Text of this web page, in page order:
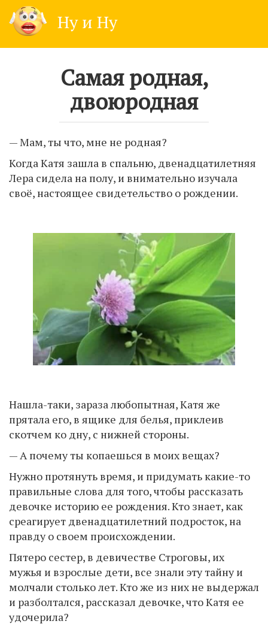
content
Ну и Ну
Самая родная,
двоюродная
— Мам, ты что, мне не родная?
Когда Катя зашла в спальню, двенадцатилетняя
Лера сидела на полу, и внимательно изучала
своё, настоящее свидетельство о рождении.
Нашла-таки, зараза любопытная, Катя же
прятала его, в ящике для белья, приклеив
скотчем ко дну, с нижней стороны.
— А почему ты копаешься в моих вещах?
Нужно протянуть время, и придумать какие-то
правильные слова для того, чтобы рассказать
девочке историю ее рождения. Кто знает, как
среагирует двенадцатилетний подросток, на
правду о своем происхождении.
Пятеро сестер, в девичестве Строговы, их
мужья и взрослые дети, все знали эту тайну и
молчали столько лет. Кто же из них не выдержал
и разболтался, рассказал девочке, что Катя ее
удочерила?